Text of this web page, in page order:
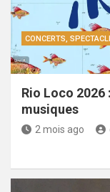
CONCERTS,
Rio Loco 2026
musiques
2 mois ago